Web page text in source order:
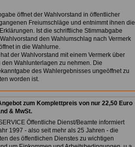
öffnet der Wahlvorstand in öffentlicher
Freiumschläge und entnimmt ihnen die
Ist die schriftliche Stimmabgabe
den Wahlumschlag nach Vermerk
in die Wahlurne.
der Wahlvorstand mit einem Vermerk über
Wahlunterlagen zu nehmen. Die
des Wahlergebnisses ungeöffnet zu
worden ist.
zum Komplettpreis von nur 22,50 Euro
& MwSt.
Öffentliche Dienst/Beamte informiert
1997 - also seit mehr als 25 Jahren - die
des öffentlichen Dienstes zu wichtigen